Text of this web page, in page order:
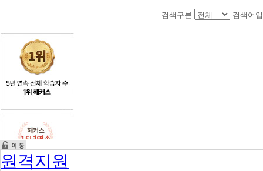
검색구분 검색어
원격지원